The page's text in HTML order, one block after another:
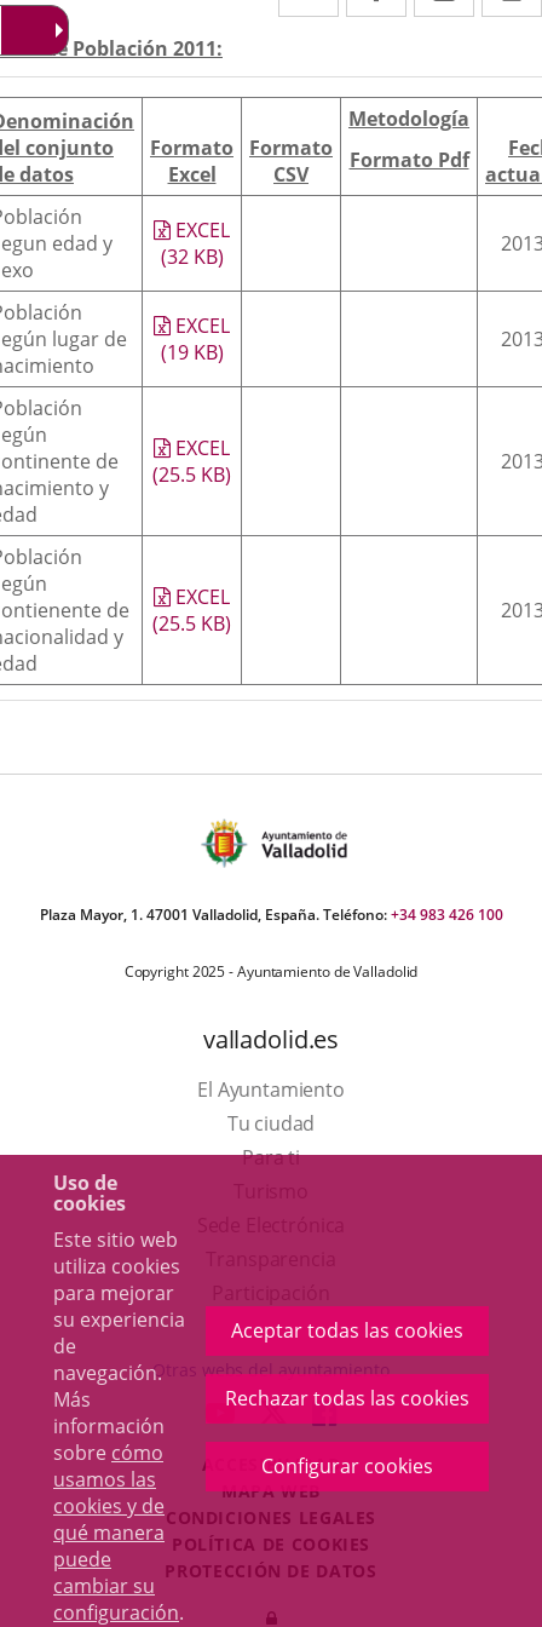
Uso de
cookies
Este sitio web
utiliza cookies
para mejorar
su experiencia
de
navegación.
Más
información
sobre cómo
usamos las
cookies y de
qué manera
puede
cambiar su
configuración.
Aceptar todas las cookies
Rechazar todas las cookies
Configurar cookies
a
aplicación
externa.
a
aplicación
externa.
a
de Población 2011:
conjunto
datos
Formato
Excel
Formato
CSV
Metodología
Formato Pdf
edad y
EXCEL
(32 KB)
lugar de
EXCEL
(19 KB)
de
y
EXCEL
(25.5 KB)
de
y
EXCEL
(25.5 KB)
Plaza Mayor, 1. 47001 Valladolid, España. Teléfono:+34 983 426 100
Copyright 2025 - Ayuntamiento de Valladolid
valladolid.es
El Ayuntamiento
Tu ciudad
Para ti
en
una
ventana
nueva.
aplicación
externa.
Otras webs del ayuntamiento
ENLACE
A
UNA
APLICACIÓN
EXTERNA.
ENLACE
A
UNA
APLICACIÓN
EXTERNA.
ENLACE
A
UNA
EXTERNA.
ACCESIBILIDAD
MAPA WEB
CONDICIONES LEGALES
POLÍTICA DE COOKIES
PROTECCIÓN DE DATOS
Iniciar